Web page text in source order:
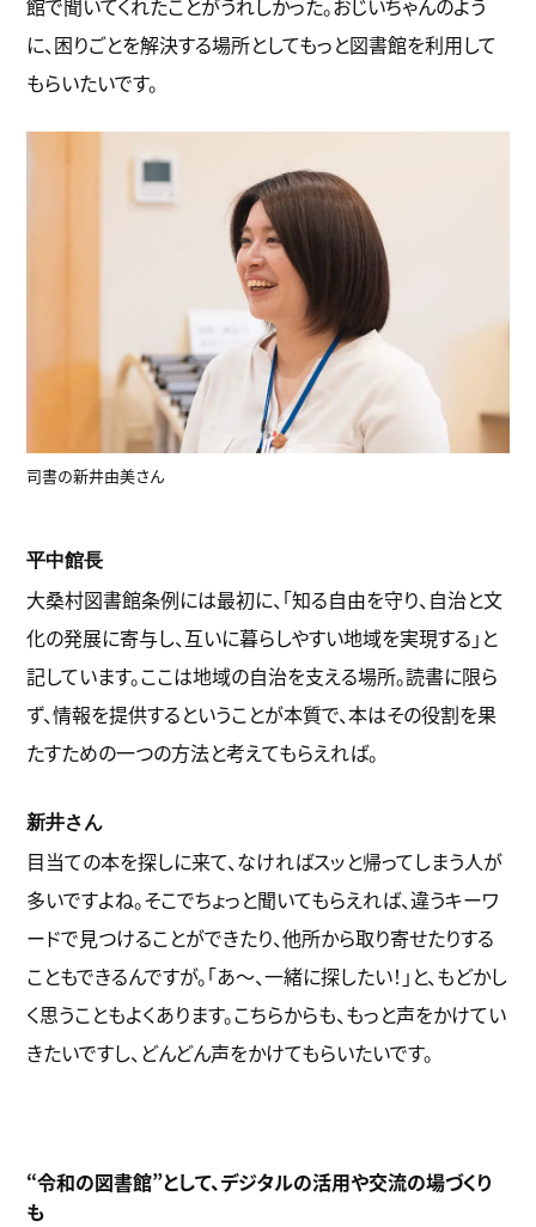
館で聞いてくれたことがうれしかった。おじいちゃんのよう
に、困りごとを解決する場所としてもっと図書館を利用して
もらいたいです。
司書の新井由美さん
平中館長
大桑村図書館条例には最初に、「知る自由を守り、自治と文
化の発展に寄与し、互いに暮らしやすい地域を実現する」と
記しています。ここは地域の自治を支える場所。読書に限ら
ず、情報を提供するということが本質で、本はその役割を果
たすための一つの方法と考えてもらえれば。
新井さん
目当ての本を探しに来て、なければスッと帰ってしまう人が
多いですよね。そこでちょっと聞いてもらえれば、違うキーワ
ードで見つけることができたり、他所から取り寄せたりする
こともできるんですが。「あ～、一緒に探したい！」と、もどかし
く思うこともよくあります。こちらからも、もっと声をかけてい
きたいですし、どんどん声をかけてもらいたいです。
“令和の図書館”として、デジタルの活用や交流の場づくり
も